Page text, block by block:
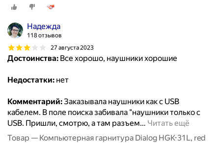
Надежда
118 отзывов
27 августа 2023
Достоинства: Все хорошо, наушники хорошие
Недостатки: нет
Комментарий:Заказывала наушники как с USB
кабелем. В поле поиска забивала "наушники только с
USB. Пришли, смотрю, а там разъем… Читать ещё
Товар — Компьютерная гарнитура Dialog HGK-31L, red